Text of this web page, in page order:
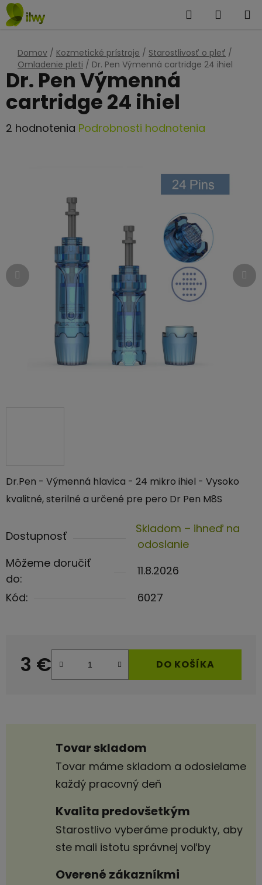
Prejsť
na
Hľadať
Domov / Kozmetické prístroje / Starostlivosť o pleť /
Omladenie pleti / Dr. Pen Výmenná cartridge 24 ihiel
Dr.Pen - Výmenná hlavica - 24 mikro ihiel - Vysoko
kvalitné, sterilné a určené pre pero Dr Pen M8S
Dostupnosť
Skladom – ihneď na
odoslanie
Môžeme doručiť
do:
11.8.2026
Kód:
6027
3 €
Jednotková cena:
DO KOŠÍKA
Dr. Pen Výmenná
cartridge 24 ihiel
Priemerné
hviezdičiek.
2 hodnotenia Podrobnosti hodnotenia
Tovar skladom
Tovar máme skladom a odosielame
každý pracovný deň
Kvalita predovšetkým
Starostlivo vyberáme produkty, aby
ste mali istotu správnej voľby
Overené zákazníkmi